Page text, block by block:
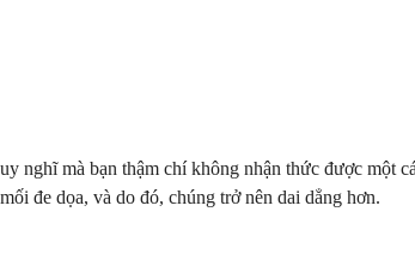
nghĩ mà bạn thậm chí không nhận thức được một
đe dọa, và do đó, chúng trở nên dai dẳng hơn.